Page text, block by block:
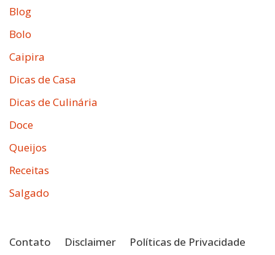
Blog
Bolo
Caipira
Dicas de Casa
Dicas de Culinária
Doce
Queijos
Receitas
Salgado
Contato Disclaimer
Políticas de Privacidade